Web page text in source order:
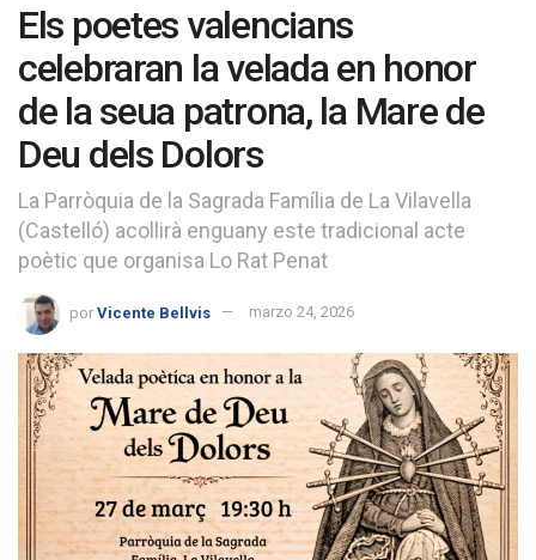
Els poetes valencians
celebraran la velada en honor
de la seua patrona, la Mare de
Deu dels Dolors
La Parròquia de la Sagrada Família de La Vilavella
(Castelló) acollirà enguany este tradicional acte
poètic que organisa Lo Rat Penat
por Vicente Bellvis marzo 24, 2026